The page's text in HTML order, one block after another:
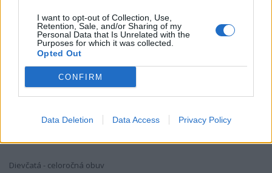
I want to opt-out of Collection, Use,
Retention, Sale, and/or Sharing of my
Personal Data that Is Unrelated with the
Purposes for which it was collected.
Opted Out
CONFIRM
Data Deletion Data Access Privacy Policy
SKLADOM
Dievčatá - celoročná obuv